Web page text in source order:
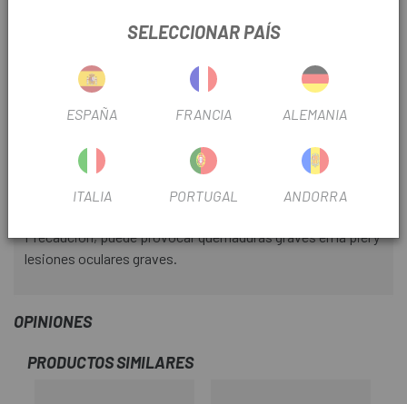
agua. Secar bien la cadena y componentes de la
No usar para limpiar el resto de la bicicleta. Para uso
general le ofrecemos nuestro limpiador / desengrasante de
partes delicadas de la bici. Para obtener los mejores
resultados, pruebe siempre en un área poco visible antes
Precaución, puede provocar quemaduras graves en la piel y
lesiones oculares graves.
OPINIONES
PRODUCTOS SIMILARES
SELECCIONAR PAÍS
ESPAÑA FRANCIA ALEMANIA
ITALIA PORTUGAL ANDORRA